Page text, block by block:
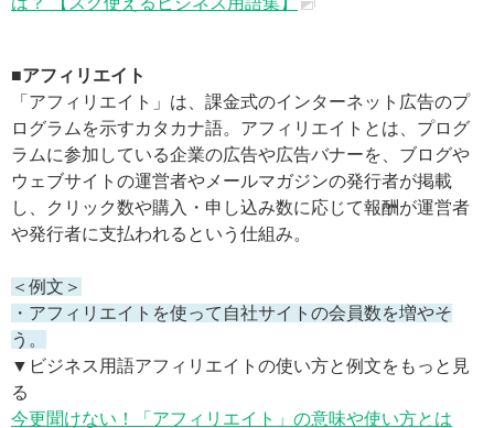
■アフィリエイト
「アフィリエイト」は、課金式のインターネット広告のプ
ログラムを示すカタカナ語。アフィリエイトとは、プログ
ラムに参加している企業の広告や広告バナーを、ブログや
ウェブサイトの運営者やメールマガジンの発行者が掲載
し、クリック数や購入・申し込み数に応じて報酬が運営者
や発行者に支払われるという仕組み。
＜例文＞
・アフィリエイトを使って自社サイトの会員数を増やそ
う。
▼ビジネス用語アフィリエイトの使い方と例文をもっと見
る
今更聞けない！「アフィリエイト」の意味や使い方とは